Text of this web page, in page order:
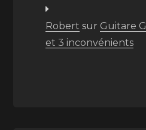
Robert sur Guitare
et 3 inconvénients